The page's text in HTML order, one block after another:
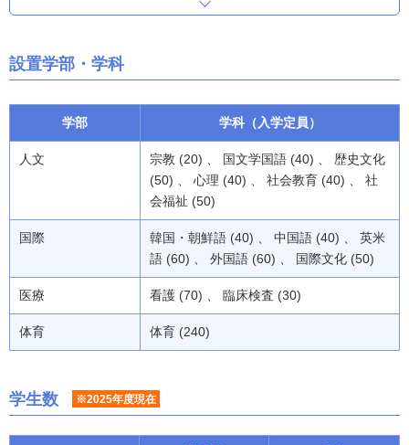
設置学部・学科
学部 学科（入学定員）
人文
宗教 (20) 、 国文学国語 (40) 、 歴史文化
(50) 、 心理 (40) 、 社会教育 (40) 、 社
会福祉 (50)
国際
韓国・朝鮮語 (40) 、 中国語 (40) 、 英米
語 (60) 、 外国語 (60) 、 国際文化 (50)
医療 看護 (70) 、 臨床検査 (30)
体育 体育 (240)
学生数 ※2025年度現在